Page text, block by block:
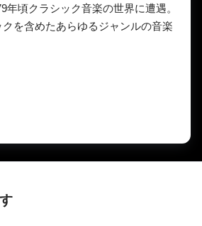
年頃クラシック音楽の世界に遭遇。
を含めたあらゆるジャンルの音楽